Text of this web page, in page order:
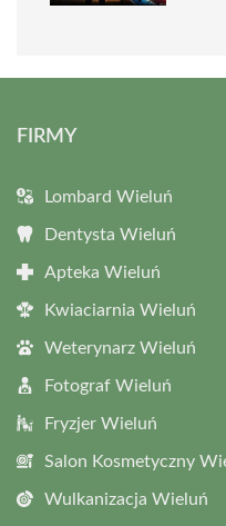
FIRMY
Lombard Wieluń
Dentysta Wieluń
Apteka Wieluń
Kwiaciarnia Wieluń
Weterynarz Wieluń
Fotograf Wieluń
Fryzjer Wieluń
Salon Kosmetyczny
Wulkanizacja Wieluń